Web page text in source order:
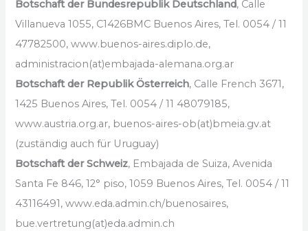
Botschaft der Bundesrepublik Deutschland, Calle
Villanueva 1055, C1426BMC Buenos Aires, Tel. 0054 / 11
47782500, www.buenos-aires.diplo.de,
administracion(at)embajada-alemana.org.ar
Botschaft der Republik Österreich, Calle French 3671,
1425 Buenos Aires, Tel. 0054 / 11 48079185,
www.austria.org.ar, buenos-aires-ob(at)bmeia.gv.at
(zuständig auch für Uruguay)
Botschaft der Schweiz, Embajada de Suiza, Avenida
Santa Fe 846, 12° piso, 1059 Buenos Aires, Tel. 0054 / 11
43116491, www.eda.admin.ch/buenosaires,
bue.vertretung(at)eda.admin.ch